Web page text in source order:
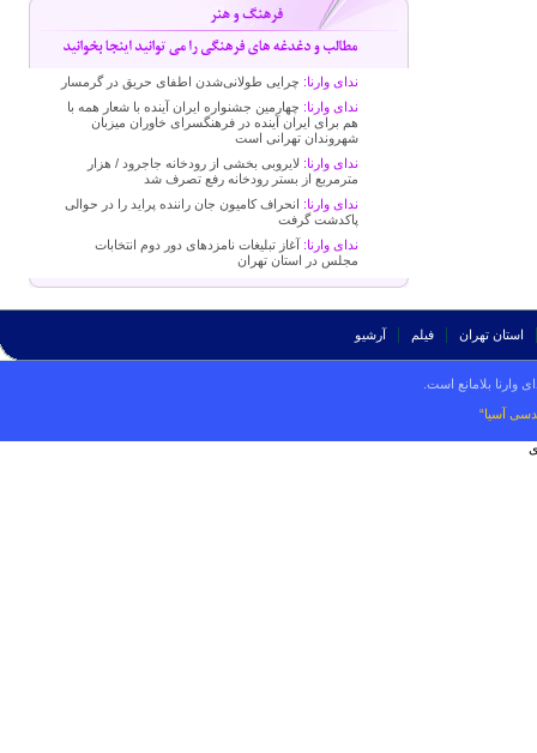
ندای وارنا: چرایی طولانی‌شدن اطفای حریق در گرمسار
ندای وارنا: چهارمین جشنواره ایران آینده با شعار همه با
هم برای ایران آینده در فرهنگسرای خاوران میزبان
شهروندان تهرانی است
ندای وارنا: لایروبی بخشی از رودخانه جاجرود / هزار
مترمربع از بستر رودخانه رفع تصرف شد
ندای وارنا: انحراف کامیون جان راننده پراید را در حوالی
پاکدشت گرفت
ندای وارنا: آغاز تبلیغات نامزدهای دور دوم انتخابات
مجلس در استان تهران
استان تهران فیلم آرشیو
وارنا بلامانع است.
آسیا“